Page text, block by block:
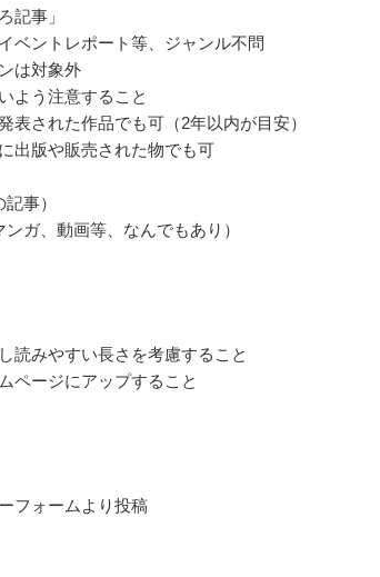
記事」
ベントレポート等、ジャンル不問
は対象外
よう注意すること
された作品でも可（2年以内が目安）
出版や販売された物でも可
事）
ガ、動画等、なんでもあり）
読みやすい長さを考慮すること
ページにアップすること
フォームより投稿